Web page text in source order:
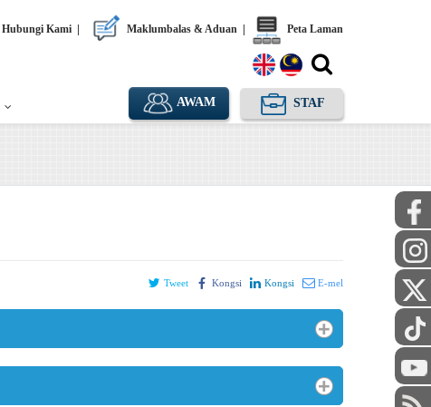
Hubungi Kami Maklumbalas & Aduan Peta Laman
AWAM STAF
Tweet Kongsi Kongsi E-mel